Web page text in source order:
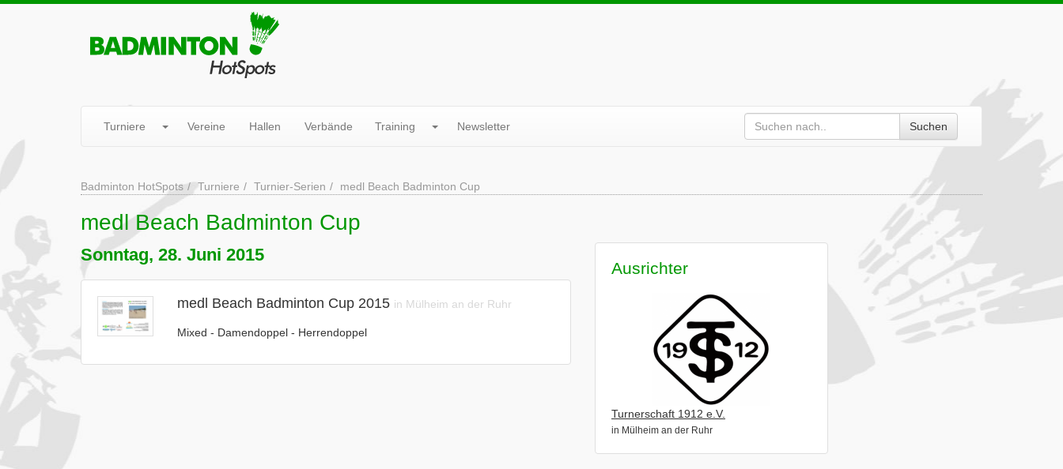
Turniere Vereine Hallen Verbände Training Newsletter Suchen
Badminton HotSpots Turniere Turnier-Serien medl Beach Badminton Cup
medl Beach Badminton Cup
Sonntag, 28. Juni 2015
medl Beach Badminton Cup 2015 in Mülheim an der Ruhr
Mixed - Damendoppel - Herrendoppel
Ausrichter
Turnerschaft 1912 e.V.
in Mülheim an der Ruhr